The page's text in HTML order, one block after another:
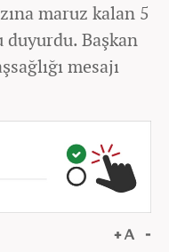
maruz kalan 5
Başkan
mesajı